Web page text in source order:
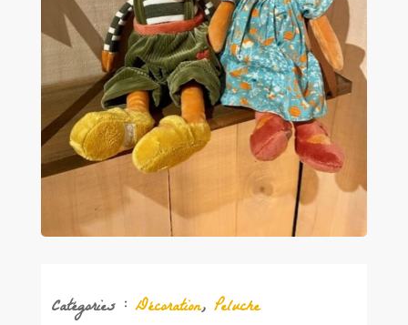
Catégories : Décoration, Peluche